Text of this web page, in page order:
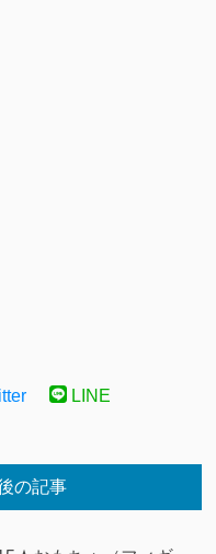
LINE
の記事